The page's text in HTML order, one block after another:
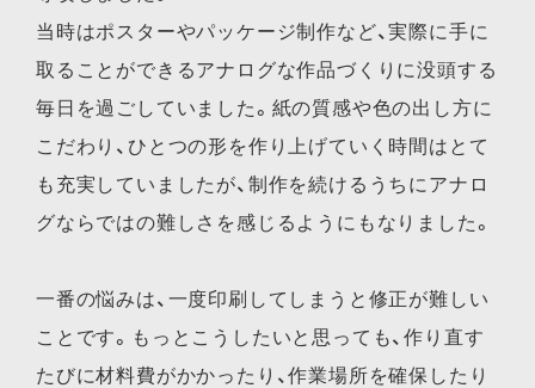
当時はポスターやパッケージ制作など、実際に手に
取ることができるアナログな作品づくりに没頭する
毎日を過ごしていました。紙の質感や色の出し方に
こだわり、ひとつの形を作り上げていく時間はとて
も充実していましたが、制作を続けるうちにアナロ
グならではの難しさを感じるようにもなりました。
一番の悩みは、一度印刷してしまうと修正が難しい
ことです。もっとこうしたいと思っても、作り直す
たびに材料費がかかったり、作業場所を確保したり